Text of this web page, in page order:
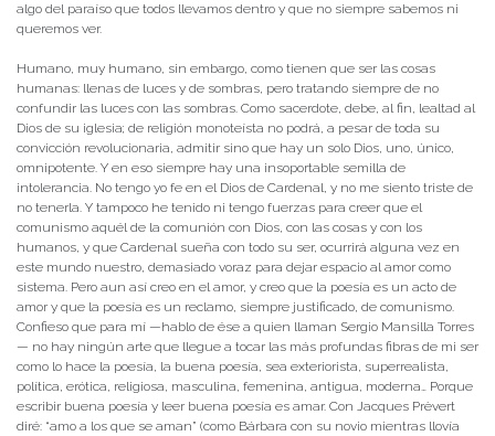
algo del paraíso que todos llevamos dentro y que no siempre sabemos ni
queremos ver.
Humano, muy humano, sin embargo, como tienen que ser las cosas
humanas: llenas de luces y de sombras, pero tratando siempre de no
confundir las luces con las sombras. Como sacerdote, debe, al fin, lealtad al
Dios de su iglesia; de religión monoteísta no podrá, a pesar de toda su
convicción revolucionaria, admitir sino que hay un solo Dios, uno, único,
omnipotente. Y en eso siempre hay una insoportable semilla de
intolerancia. No tengo yo fe en el Dios de Cardenal, y no me siento triste de
no tenerla. Y tampoco he tenido ni tengo fuerzas para creer que el
comunismo aquél de la comunión con Dios, con las cosas y con los
humanos, y que Cardenal sueña con todo su ser, ocurrirá alguna vez en
este mundo nuestro, demasiado voraz para dejar espacio al amor como
sistema. Pero aun así creo en el amor, y creo que la poesía es un acto de
amor y que la poesía es un reclamo, siempre justificado, de comunismo.
Confieso que para mí —hablo de ése a quien llaman Sergio Mansilla Torres
— no hay ningún arte que llegue a tocar las más profundas fibras de mi ser
como lo hace la poesía, la buena poesía, sea exteriorista, superrealista,
política, erótica, religiosa, masculina, femenina, antigua, moderna… Porque
escribir buena poesía y leer buena poesía es amar. Con Jacques Prèvert
diré: “amo a los que se aman” (como Bárbara con su novio mientras llovía